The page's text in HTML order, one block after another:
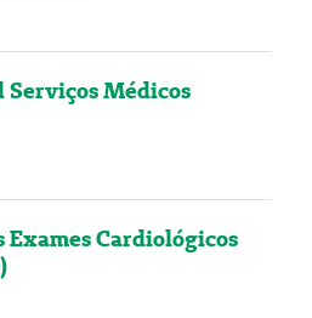
Serviços Médicos
Exames Cardiológicos